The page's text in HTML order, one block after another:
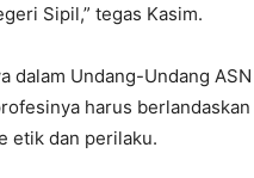
Sipil,” tegas Kasim.
dalam Undang-Undang
harus
etik dan perilaku.